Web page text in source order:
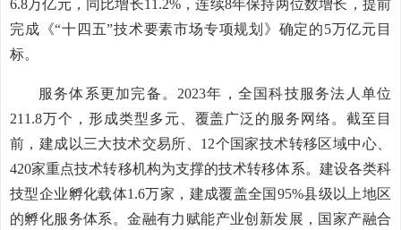
6.8万亿元，同比增长11.2%，连续8年保持两位数增长，提前
完成《“十四五”技术要素市场专项规划》确定的5万亿元目
标。
服务体系更加完备。2023年，全国科技服务法人单位
211.8万个，形成类型多元、覆盖广泛的服务网络。截至目
前，建成以三大技术交易所、12个国家技术转移区域中心、
420家重点技术转移机构为支撑的技术转移体系。建设各类科
技型企业孵化载体1.6万家，建成覆盖全国95%县级以上地区
的孵化服务体系。金融有力赋能产业创新发展，国家产融合